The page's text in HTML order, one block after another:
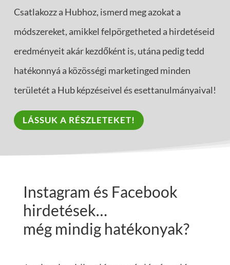
Csatlakozz a Hubhoz, ismerd meg azokat a
módszereket, amikkel felpörgetheted a hirdetéseid
eredményeit akár kezdőként is, utána pedig tedd
hatékonnyá a közösségi marketinged minden
területét a Hub képzéseivel és esettanulmányaival!
LÁSSUK A RÉSZLETEKET!
Instagram és Facebook
hirdetések…
még mindig hatékonyak?